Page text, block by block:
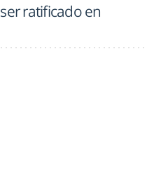
ratificado en